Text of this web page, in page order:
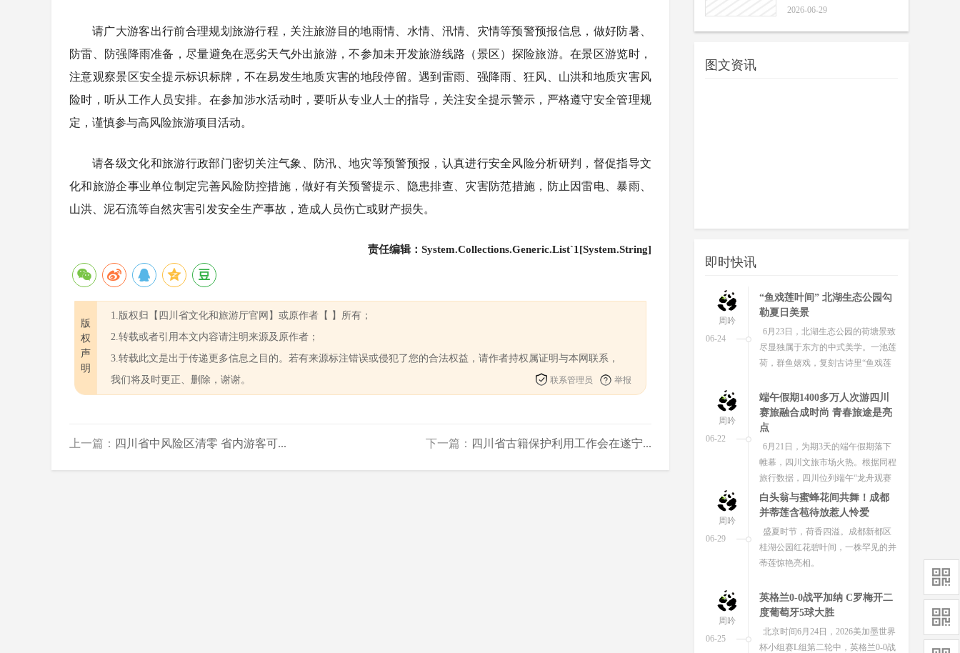
请广大游客出行前合理规划旅游行程，关注旅游目的地雨情、水情、汛情、灾情等预警预报信息，做好防暑、
防雷、防强降雨准备，尽量避免在恶劣天气外出旅游，不参加未开发旅游线路（景区）探险旅游。在景区游览时，
注意观察景区安全提示标识标牌，不在易发生地质灾害的地段停留。遇到雷雨、强降雨、狂风、山洪和地质灾害风
险时，听从工作人员安排。在参加涉水活动时，要听从专业人士的指导，关注安全提示警示，严格遵守安全管理规
定，谨慎参与高风险旅游项目活动。
请各级文化和旅游行政部门密切关注气象、防汛、地灾等预警预报，认真进行安全风险分析研判，督促指导文
化和旅游企事业单位制定完善风险防控措施，做好有关预警提示、隐患排查、灾害防范措施，防止因雷电、暴雨、
山洪、泥石流等自然灾害引发安全生产事故，造成人员伤亡或财产损失。
责任编辑：System.Collections.Generic.List`1[System.String]
版
权
声
明
1.版权归【四川省文化和旅游厅官网】或原作者【 】所有；
2.转载或者引用本文内容请注明来源及原作者；
3.转载此文是出于传递更多信息之目的。若有来源标注错误或侵犯了您的合法权益，请作者持权属证明与本网联系，
我们将及时更正、删除，谢谢。
联系管理员 举报
上一篇： 四川省中风险区清零 省内游客可... 下一篇： 四川省古籍保护利用工作会在遂宁...
怜爱
2026-06-29
图文资讯
即时快讯
6月24日，四川师范大学2026届学生
06-24
周吟
“鱼戏莲叶间” 北湖生态公园勾
勒夏日美景
6月23日，北湖生态公园的荷塘景致
尽显独属于东方的中式美学。一池莲
荷，群鱼嬉戏，复刻古诗里“鱼戏莲
06-22
周吟
端午假期1400多万人次游四川
赛旅融合成时尚 青春旅途是亮
点
6月21日，为期3天的端午假期落下
帷幕，四川文旅市场火热。根据同程
旅行数据，四川位列端午“龙舟观赛
游”热门目的地全国第二，仅次于广...
06-29
周吟
白头翁与蜜蜂花间共舞！成都
并蒂莲含苞待放惹人怜爱
盛夏时节，荷香四溢。成都新都区
桂湖公园红花碧叶间，一株罕见的并
蒂莲惊艳亮相。
06-25
周吟
英格兰0-0战平加纳 C罗梅开二
度葡萄牙5球大胜
北京时间6月24日，2026美加墨世界
杯小组赛L组第二轮中，英格兰0-0战